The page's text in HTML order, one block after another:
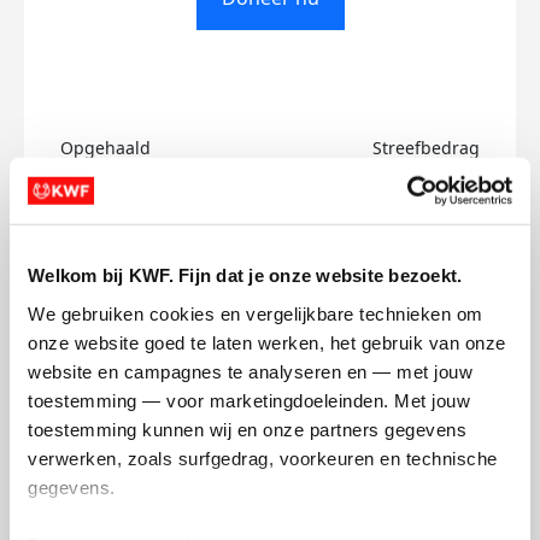
Welkom bij KWF. Fijn dat je onze website bezoekt.
We gebruiken cookies en vergelijkbare technieken om
onze website goed te laten werken, het gebruik van onze
website en campagnes te analyseren en — met jouw
toestemming — voor marketingdoeleinden. Met jouw
toestemming kunnen wij en onze partners gegevens
verwerken, zoals surfgedrag, voorkeuren en technische
gegevens.
Opgehaald
€0
Streefbedrag
€500
Jurre's badges